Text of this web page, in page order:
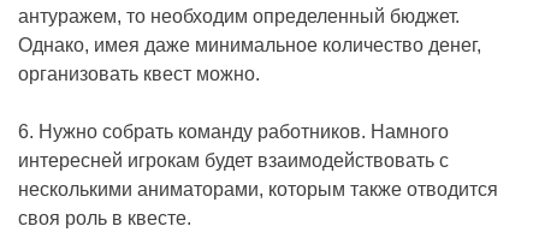
антуражем, то необходим определенный бюджет.
Однако, имея даже минимальное количество денег,
организовать квест можно.
6. Нужно собрать команду работников. Намного
интересней игрокам будет взаимодействовать с
несколькими аниматорами, которым также отводится
своя роль в квесте.